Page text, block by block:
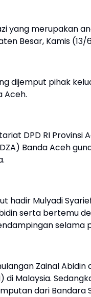
yang merupakan
Besar, Kamis
dijemput pihak
Aceh.
DPD RI Provinsi
Banda Aceh
hadir Mulyadi
serta bertemu
selama
Zainal Abidin
Malaysia.
dari Bandara